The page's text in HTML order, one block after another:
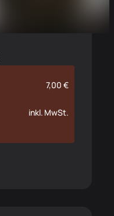
7,00€
inkl. MwSt.